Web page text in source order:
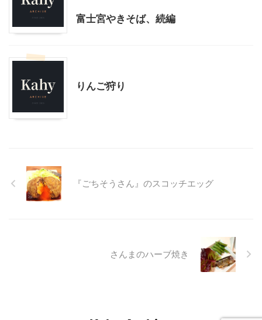
富士宮やきそば、続編
りんご狩り
『ごちそうさん』のスコッチエッグ
さんまのハーブ焼き